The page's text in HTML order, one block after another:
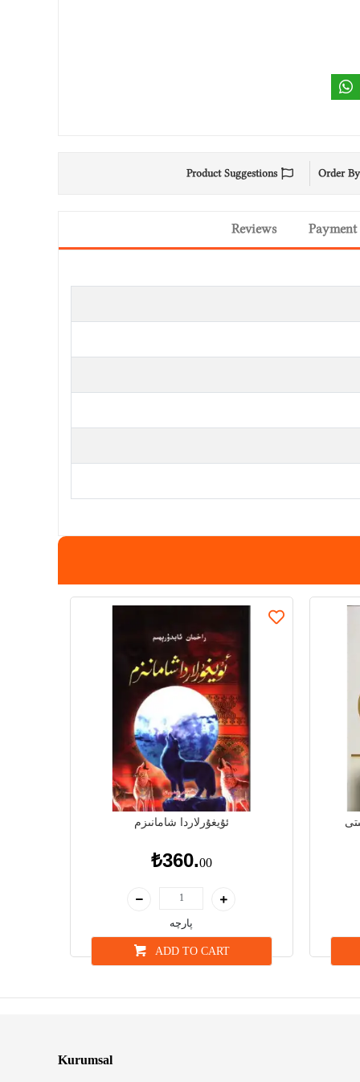
Order
Product Suggestions
Reviews
ئۇيغۇرلاردا شامانىزم
₺360.00
پارچە
ADD TO CART
Kurumsal